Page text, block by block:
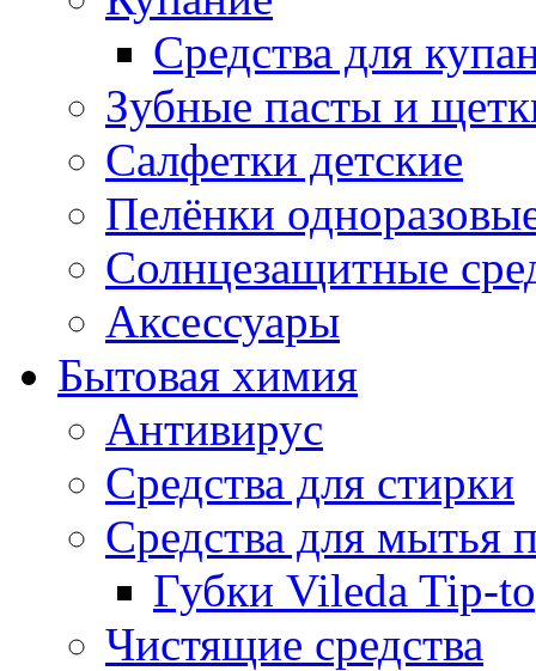
Средства для
Зубные пасты и
Салфетки детские
Пелёнки
Солнцезащитные
Аксессуары
Бытовая химия
Антивирус
Средства для стирки
Средства для мытья
Губки Vileda Tip-
Чистящие средства